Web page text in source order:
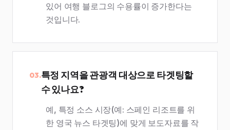
있어 여행 블로그의 수용률이 증가한다는
것입니다.
03.특정 지역을 관광객 대상으로 타겟팅할
수 있나요?
예, 특정 소스 시장(예: 스페인 리조트를 위
한 영국 뉴스 타겟팅)에 맞게 보도자료를 작